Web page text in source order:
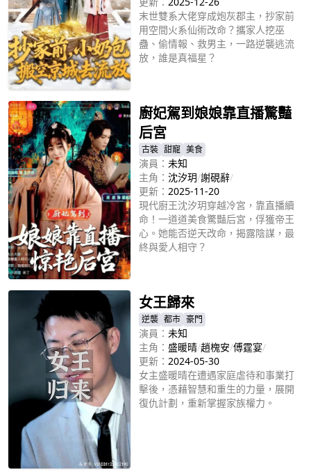
末世雙系大佬穿成炮灰郡主，抄家前
用空間火系仙術改命？攜家人挖巫
蠱、偷情報、救男主，一路逆襲逃流
放，誰是真福星？
廚妃駕到娘娘靠直播驚豔
后宮
古裝 甜寵 美食
演員： 未知
主角： 沈汐玥/謝硯辭/
更新： 2025-11-20
現代廚王沈汐玥穿越冷宮，靠直播續
命！一道道美食驚豔后宮，俘獲帝王
心。她能否逆天改命，揭露陰謀，最
終與愛人相守？
女王歸來
逆襲 都市 豪門
演員： 未知
主角： 盛暖晴/趙槐安/傅霆宴/
更新： 2024-05-30
女主盛暖晴在遭遇家庭虐待和事業打
擊後，憑藉智慧和重生的力量，展開
復仇計劃，重新掌握家族權力。